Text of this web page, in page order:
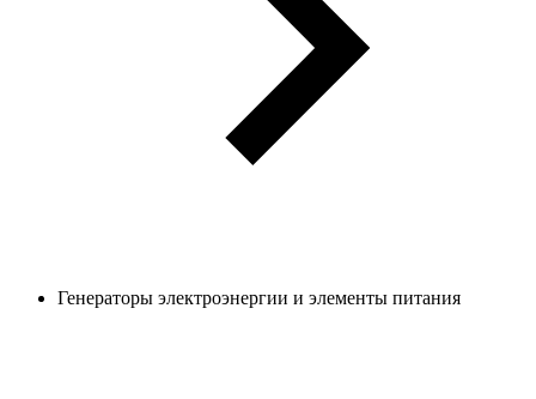
Генераторы электроэнергии и элементы питания